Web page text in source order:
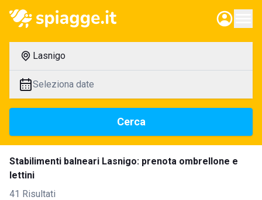
Lasnigo
Seleziona date
Cerca
Stabilimenti balneari Lasnigo: prenota ombrellone e
lettini
41 Risultati